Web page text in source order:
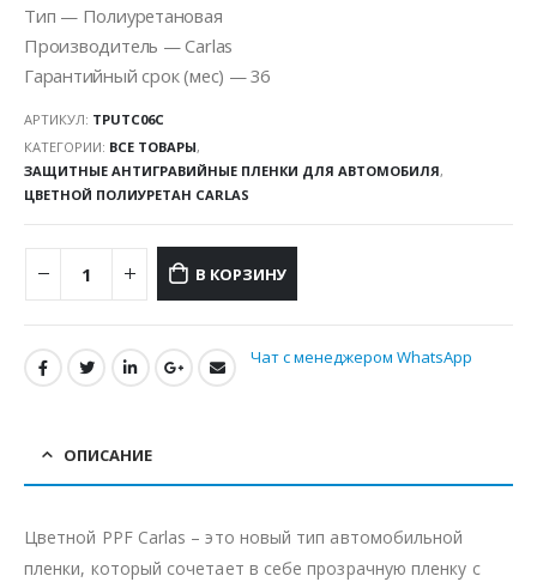
Тип — Полиуретановая
Производитель — Carlas
Гарантийный срок (мес) — 36
АРТИКУЛ: TPUTC06C
КАТЕГОРИИ: ВСЕ ТОВАРЫ,
ЗАЩИТНЫЕ АНТИГРАВИЙНЫЕ ПЛЕНКИ ДЛЯ АВТОМОБИЛЯ,
ЦВЕТНОЙ ПОЛИУРЕТАН CARLAS
В КОРЗИНУ
Чат с менеджером WhatsApp
ОПИСАНИЕ
Цветной PPF Carlas – это новый тип автомобильной
пленки, который сочетает в себе прозрачную пленку с